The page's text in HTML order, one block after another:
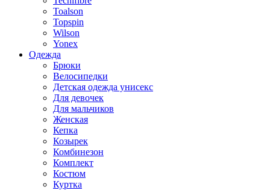
Toalson
Topspin
Wilson
Yonex
Одежда
Брюки
Велосипедки
Детская одежда унисекс
Для девочек
Для мальчиков
Женская
Кепка
Козырек
Комбинезон
Комплект
Костюм
Куртка